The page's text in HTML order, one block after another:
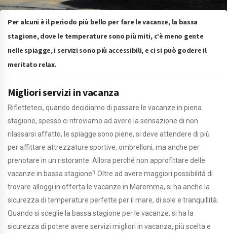
Per alcuni è il periodo più bello per fare le vacanze, la bassa
stagione, dove le temperature sono più miti, c’è meno gente
nelle spiagge, i servizi sono più accessibili, e ci si può godere il
meritato relax.
Migliori servizi in vacanza
Rifletteteci, quando decidiamo di passare le vacanze in piena
stagione, spesso ci ritroviamo ad avere la sensazione di non
rilassarsi affatto, le spiagge sono piene, si deve attendere di più
per affittare attrezzature sportive, ombrelloni, ma anche per
prenotare in un ristorante. Allora perché non approfittare delle
vacanze in bassa stagione? Oltre ad avere maggiori possibilità di
trovare alloggi in offerta le vacanze in Maremma, si ha anche la
sicurezza di temperature perfette per il mare, di sole e tranquillità.
Quando si sceglie la bassa stagione per le vacanze, si ha la
sicurezza di potere avere servizi migliori in vacanza, più scelta e